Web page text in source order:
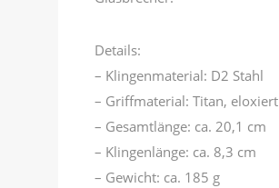
Details:
– Klingenmaterial: D2 Stahl
– Griffmaterial: Titan, eloxiert
– Gesamtlänge: ca. 20,1 cm
– Klingenlänge: ca. 8,3 cm
– Gewicht: ca. 185 g